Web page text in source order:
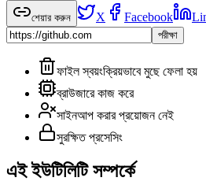
শেয়ার করুন X Facebook
পরীক্ষা
ফাইল স্বয়ংক্রিয়ভাবে মুছে ফেলা হয়
ব্রাউজারে কাজ করে
সাইনআপ করার প্রয়োজন নেই
সুরক্ষিত প্রসেসিং
এই ইউটিলিটি সম্পর্কে